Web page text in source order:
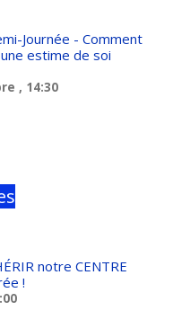
Journée - Comment
estime de soi
, 14:30
notre CENTRE
!